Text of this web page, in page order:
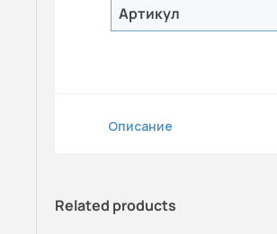
Артикул
Описание
Related products